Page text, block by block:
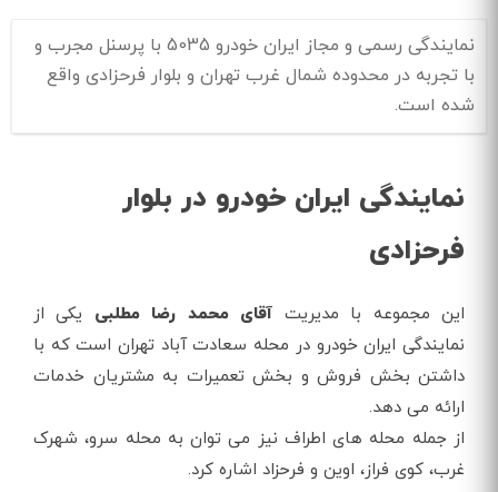
نمایندگی رسمی و مجاز ایران خودرو 5035 با پرسنل مجرب و
با تجربه در محدوده شمال غرب تهران و بلوار فرحزادی واقع
شده است.
نمایندگی ایران خودرو در بلوار
فرحزادی
این مجموعه با مدیریت آقای محمد رضا مطلبی یکی از
نمایندگی ایران خودرو در محله سعادت آباد تهران است که با
داشتن بخش فروش و بخش تعمیرات به مشتریان خدمات
ارائه می دهد.
از جمله محله های اطراف نیز می توان به محله سرو، شهرک
غرب، کوی فراز، اوین و فرحزاد اشاره کرد.